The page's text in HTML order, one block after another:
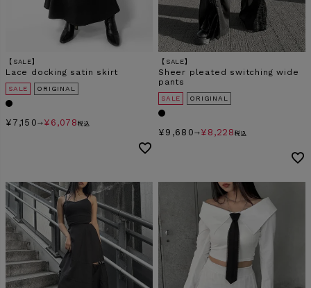
【SALE】
Lace docking satin skirt
SALE ORIGINAL
¥ 7,150 → ¥ 6,078 税込
【SALE】
Sheer pleated switching wide
pants
SALE ORIGINAL
¥ 9,680 → ¥ 8,228 税込